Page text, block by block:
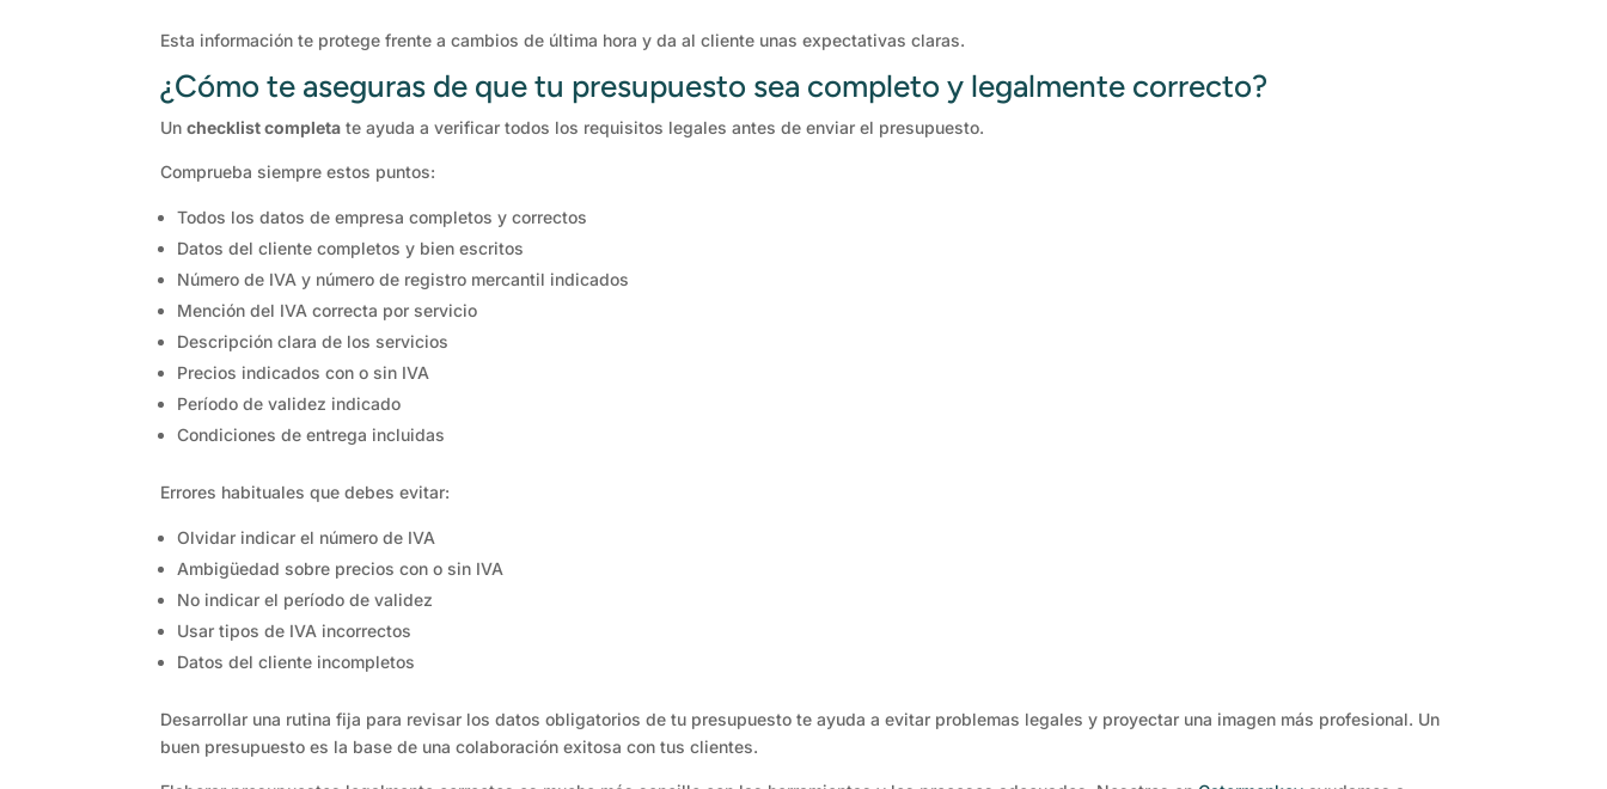
Esta información te protege frente a cambios de última hora y da al cliente unas expectativas claras.
¿Cómo te aseguras de que tu presupuesto sea completo y legalmente correcto?
Unchecklist completa te ayuda a verificar todos los requisitos legales antes de enviar el presupuesto.
Comprueba siempre estos puntos:
Todos los datos de empresa completos y correctos
Datos del cliente completos y bien escritos
Número de IVA y número de registro mercantil indicados
Mención del IVA correcta por servicio
Descripción clara de los servicios
Precios indicados con o sin IVA
Período de validez indicado
Condiciones de entrega incluidas
Errores habituales que debes evitar:
Olvidar indicar el número de IVA
Ambigüedad sobre precios con o sin IVA
No indicar el período de validez
Usar tipos de IVA incorrectos
Datos del cliente incompletos
Desarrollar una rutina fija para revisar los datos obligatorios de tu presupuesto te ayuda a evitar problemas legales y proyectar una imagen más profesional. Un
buen presupuesto es la base de una colaboración exitosa con tus clientes.